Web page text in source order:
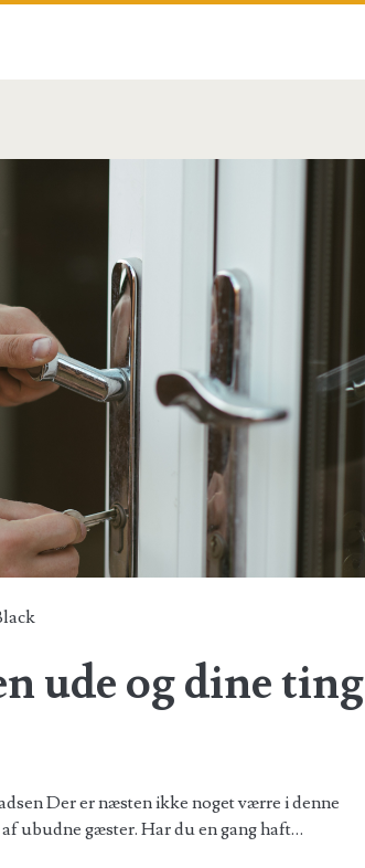
ude og dine ting
Der er næsten ikke noget værre i denne
ubudne gæster. Har du en gang haft…